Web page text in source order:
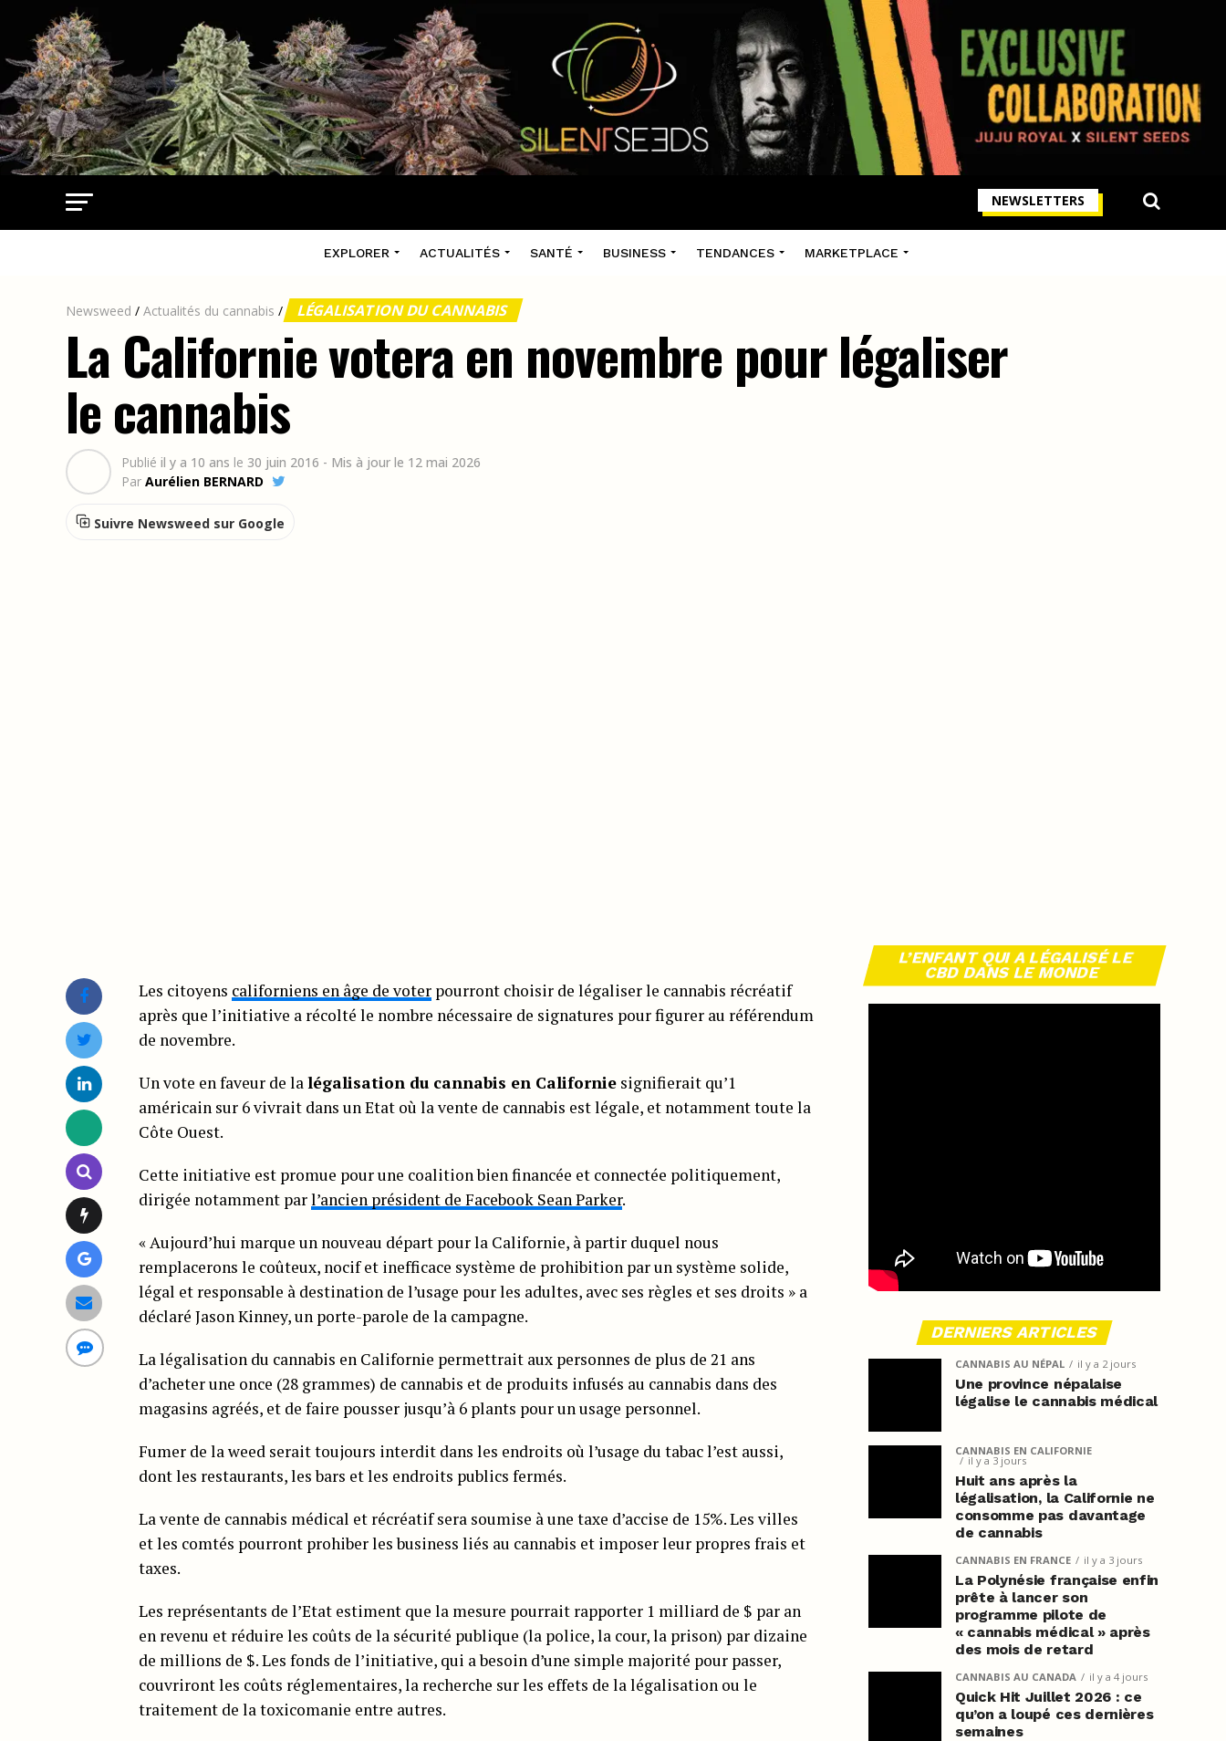
NEWSLETTERS
EXPLORER ACTUALITÉS SANTÉ BUSINESS TENDANCES MARKETPLACE
Newsweed / Actualités du cannabis / LÉGALISATION DU CANNABIS
La Californie votera en novembre pour légaliser
le cannabis
Publié il y a 10 ans le 30 juin 2016 - Mis à jour le 12 mai 2026
Par Aurélien BERNARD
Suivre Newsweed sur Google
Les citoyens californiens en âge de voter pourront choisir de légaliser le cannabis récréatif
après que l’initiative a récolté le nombre nécessaire de signatures pour figurer au référendum
de novembre.
Un vote en faveur de lalégalisation du cannabis en Californie signifierait qu’1
américain sur 6 vivrait dans un Etat où la vente de cannabis est légale, et notamment toute la
Côte Ouest.
Cette initiative est promue pour une coalition bien financée et connectée politiquement,
dirigée notamment parl’ancien président de Facebook Sean Parker.
« Aujourd’hui marque un nouveau départ pour la Californie, à partir duquel nous
remplacerons le coûteux, nocif et inefficace système de prohibition par un système solide,
légal et responsable à destination de l’usage pour les adultes, avec ses règles et ses droits » a
déclaré Jason Kinney, un porte-parole de la campagne.
La légalisation du cannabis en Californie permettrait aux personnes de plus de 21 ans
d’acheter une once (28 grammes) de cannabis et de produits infusés au cannabis dans des
magasins agréés, et de faire pousser jusqu’à 6 plants pour un usage personnel.
Fumer de la weed serait toujours interdit dans les endroits où l’usage du tabac l’est aussi,
dont les restaurants, les bars et les endroits publics fermés.
La vente de cannabis médical et récréatif sera soumise à une taxe d’accise de 15%. Les villes
et les comtés pourront prohiber les business liés au cannabis et imposer leur propres frais et
taxes.
Les représentants de l’Etat estiment que la mesure pourrait rapporter 1 milliard de $ par an
en revenu et réduire les coûts de la sécurité publique (la police, la cour, la prison) par dizaine
de millions de $. Les fonds de l’initiative, qui a besoin d’une simple majorité pour passer,
couvriront les coûts réglementaires, la recherche sur les effets de la légalisation ou le
traitement de la toxicomanie entre autres.
L’ENFANT QUI A LÉGALISÉ LE
CBD DANS LE MONDE
DERNIERS ARTICLES
CANNABIS AU NÉPAL il y a 2 jours
Une province népalaise
légalise le cannabis médical
CANNABIS EN CALIFORNIE
il y a 3 jours
Huit ans après la
légalisation, la Californie ne
consomme pas davantage
de cannabis
CANNABIS EN FRANCE il y a 3 jours
La Polynésie française enfin
prête à lancer son
programme pilote de
« cannabis médical » après
des mois de retard
CANNABIS AU CANADA il y a 4 jours
Quick Hit Juillet 2026 : ce
qu’on a loupé ces dernières
semaines